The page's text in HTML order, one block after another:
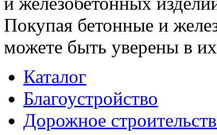
Покупая бетонные и
можете быть уверены в их
Каталог
Благоустройство
Дорожное